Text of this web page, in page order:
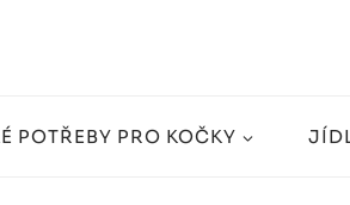
POTŘEBY PRO KOČKY